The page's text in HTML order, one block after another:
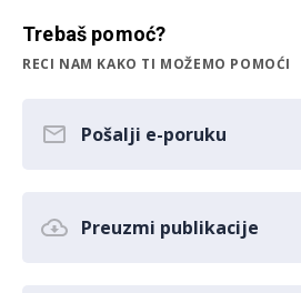
Trebaš pomoć?
RECI NAM KAKO TI MOŽEMO POMOĆI
Pošalji e-poruku
Preuzmi publikacije